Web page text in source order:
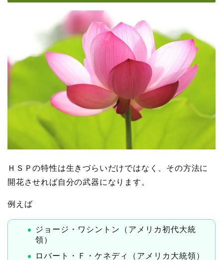
ＨＳＰの特性は生きづらいだけではなく、その方法に
開花させれば自分の武器になります。
例えば
ジョージ・ワシントン（アメリカ初代大統
領）
ロバート・Ｆ・ケネディ（アメリカ大統領）